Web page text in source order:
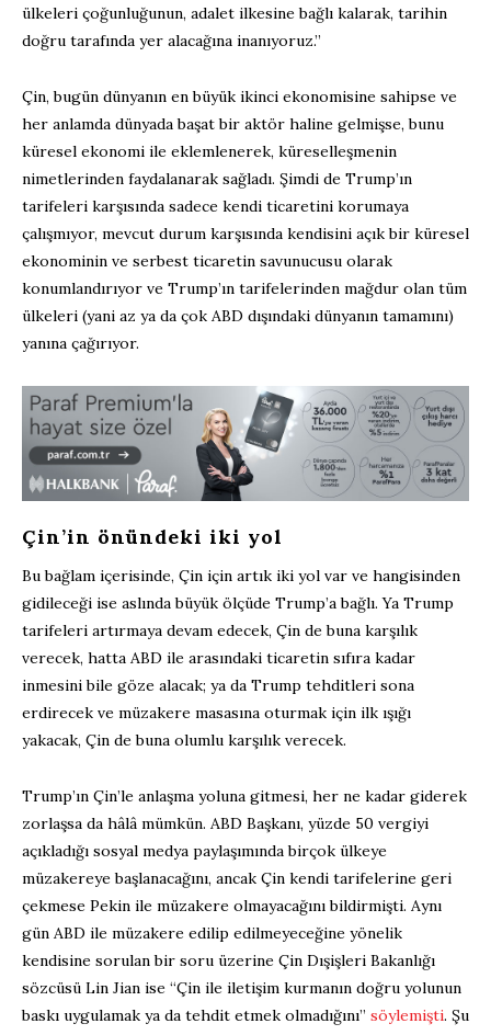
ülkeleri çoğunluğunun, adalet ilkesine bağlı kalarak, tarihin
doğru tarafında yer alacağına inanıyoruz.”
Çin, bugün dünyanın en büyük ikinci ekonomisine sahipse ve
her anlamda dünyada başat bir aktör haline gelmişse, bunu
küresel ekonomi ile eklemlenerek, küreselleşmenin
nimetlerinden faydalanarak sağladı. Şimdi de Trump’ın
tarifeleri karşısında sadece kendi ticaretini korumaya
çalışmıyor, mevcut durum karşısında kendisini açık bir küresel
ekonominin ve serbest ticaretin savunucusu olarak
konumlandırıyor ve Trump’ın tarifelerinden mağdur olan tüm
ülkeleri (yani az ya da çok ABD dışındaki dünyanın tamamını)
yanına çağırıyor.
Çin’in önündeki iki yol
Bu bağlam içerisinde, Çin için artık iki yol var ve hangisinden
gidileceği ise aslında büyük ölçüde Trump’a bağlı. Ya Trump
tarifeleri artırmaya devam edecek, Çin de buna karşılık
verecek, hatta ABD ile arasındaki ticaretin sıfıra kadar
inmesini bile göze alacak; ya da Trump tehditleri sona
erdirecek ve müzakere masasına oturmak için ilk ışığı
yakacak, Çin de buna olumlu karşılık verecek.
Trump’ın Çin’le anlaşma yoluna gitmesi, her ne kadar giderek
zorlaşsa da hâlâ mümkün. ABD Başkanı, yüzde 50 vergiyi
açıkladığı sosyal medya paylaşımında birçok ülkeye
müzakereye başlanacağını, ancak Çin kendi tarifelerine geri
çekmese Pekin ile müzakere olmayacağını bildirmişti. Aynı
gün ABD ile müzakere edilip edilmeyeceğine yönelik
kendisine sorulan bir soru üzerine Çin Dışişleri Bakanlığı
sözcüsü Lin Jian ise “Çin ile iletişim kurmanın doğru yolunun
baskı uygulamak ya da tehdit etmek olmadığını” söylemişti. Şu